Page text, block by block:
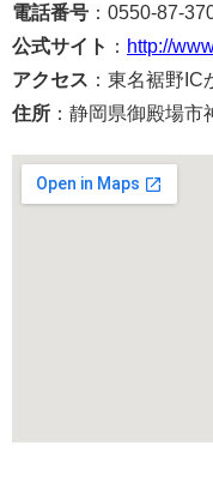
電話番号 ：0550-87-
公式サイト ： http://
アクセス ：東名裾野
住所 ：静岡県御殿場市